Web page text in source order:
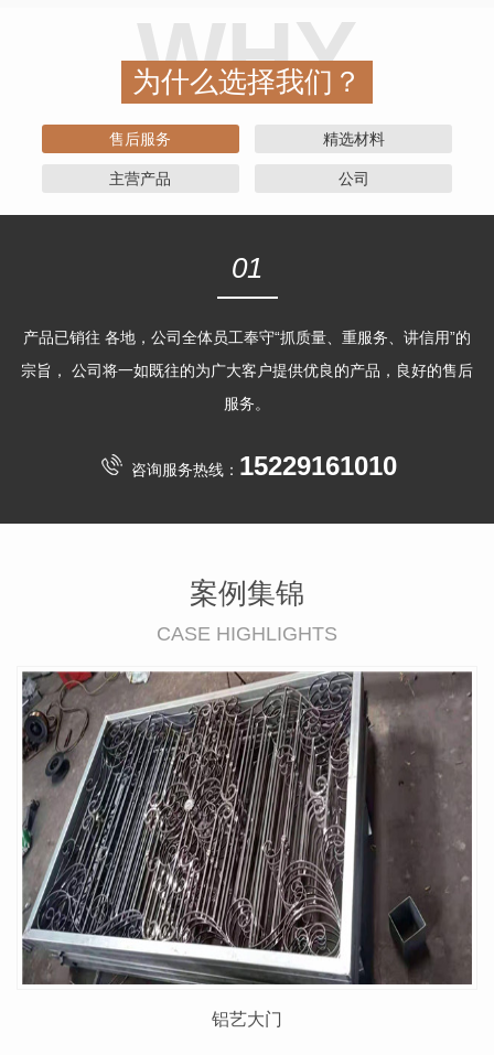
WHY
为什么选择我们？
售后服务 精选材料
主营产品 公司
01
产品已销往 各地，公司全体员工奉守“抓质量、重服务、讲信用”的
宗旨， 公司将一如既往的为广大客户提供优良的产品，良好的售后
服务。
咨询服务热线： 15229161010
案例集锦
CASE HIGHLIGHTS
铝艺大门